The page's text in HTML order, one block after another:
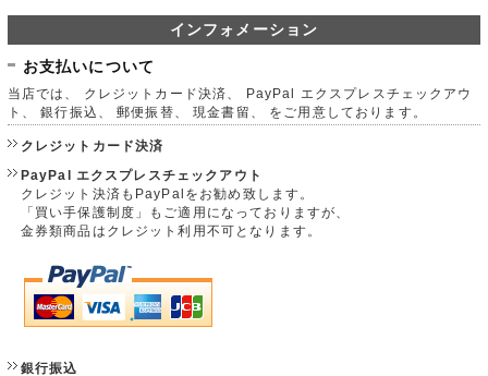
インフォメーション
お支払いについて
当店では、 クレジットカード決済、 PayPal エクスプレスチェックアウ
ト、 銀行振込、 郵便振替、 現金書留、 をご用意しております。
クレジットカード決済
PayPal エクスプレスチェックアウト
クレジット決済もPayPalをお勧め致します。
「買い手保護制度」もご適用になっておりますが、
金券類商品はクレジット利用不可となります。
銀行振込